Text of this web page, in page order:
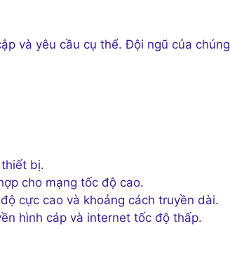
và yêu cầu cụ thể. Đội ngũ của chúng
bị.
cho mạng tốc độ cao.
cực cao và khoảng cách truyền dài.
hình cáp và internet tốc độ thấp.